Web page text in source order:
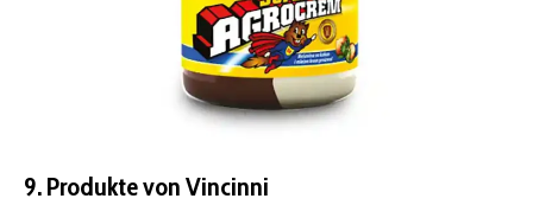
9. Produkte von Vincinni